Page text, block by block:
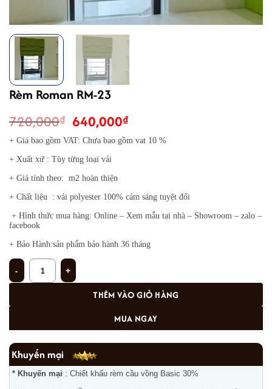
Rèm Roman RM-23
720,000₫ Giá
gốc
là:
720,000₫.
640,000₫Giá
hiện
tại
+ Giá bao gồm VAT: Chưa bao gồm vat 10 %
+ Xuất xứ : Tùy từng loại vải
+ Giá tính theo: m2 hoàn thiện
+ Chất liệu : vải polyester 100% cảm sáng tuyệt đối
+ Hình thức mua hàng: Online – Xem mẫu tại nhà – Showroom – zalo –
facebook
+ Bảo Hành:sản phẩm bảo hành 36 tháng
Rèm Roman RM-23 số lượng
THÊM VÀO GIỎ HÀNG
MUA NGAY
Khuyến mại
* Khuyến mại : Chiết khấu rèm cầu vồng Basic 30%